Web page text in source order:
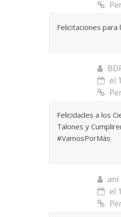
Felicitaciones para
el
Felicidades a los
Talones y
#VamosPorMás
ani
el
Julio Martínez
Terror chamánico
Julio Martínez